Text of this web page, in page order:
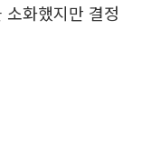
화했지만 결정